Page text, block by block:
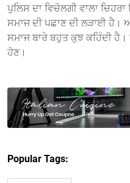
ਪੁਲਿਸ ਦਾ ਵਿਚੋਲਗੀ ਵਾਲਾ
ਸਮਾਜ ਦੀ ਪਛਾਣ ਦੀ ਲੜਾਈ
ਸਮਾਜ ਬਾਰੇ ਬਹੁਤ ਕੁਝ ਕਹਿੰਦੀ
ਹੋਣ।
Popular Tags: